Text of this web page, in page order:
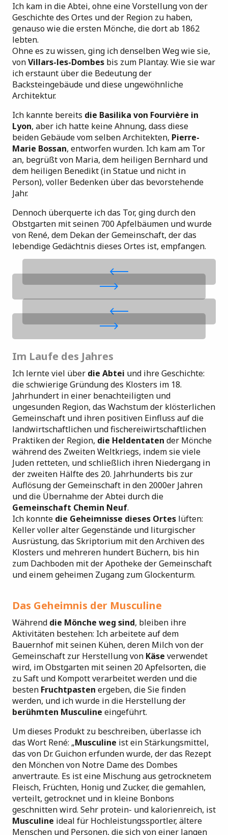
Ich kam in die Abtei, ohne eine Vorstellung von der
Geschichte des Ortes und der Region zu haben,
genauso wie die ersten Mönche, die dort ab 1862
lebten.
Ohne es zu wissen, ging ich denselben Weg wie sie,
vonVillars-les-Dombes bis zum Plantay. Wie sie war
ich erstaunt über die Bedeutung der
Backsteingebäude und diese ungewöhnliche
Architektur.
Ich kannte bereits die Basilika von Fourvière in
Lyon, aber ich hatte keine Ahnung, dass diese
beiden Gebäude vom selben Architekten, Pierre-
Marie Bossan, entworfen wurden. Ich kam am Tor
an, begrüßt von Maria, dem heiligen Bernhard und
dem heiligen Benedikt (in Statue und nicht in
Person), voller Bedenken über das bevorstehende
Jahr.
Dennoch überquerte ich das Tor, ging durch den
Obstgarten mit seinen 700 Apfelbäumen und wurde
von René, dem Dekan der Gemeinschaft, der das
lebendige Gedächtnis dieses Ortes ist, empfangen.
Im Laufe des Jahres
Ich lernte viel über die Abtei und ihre Geschichte:
die schwierige Gründung des Klosters im 18.
Jahrhundert in einer benachteiligten und
ungesunden Region, das Wachstum der klösterlichen
Gemeinschaft und ihren positiven Einfluss auf die
landwirtschaftlichen und fischereiwirtschaftlichen
Praktiken der Region, die Heldentaten der Mönche
während des Zweiten Weltkriegs, indem sie viele
Juden retteten, und schließlich ihren Niedergang in
der zweiten Hälfte des 20. Jahrhunderts bis zur
Auflösung der Gemeinschaft in den 2000er Jahren
und die Übernahme der Abtei durch die
Gemeinschaft Chemin Neuf.
Ich konnte die Geheimnisse dieses Ortes lüften:
Keller voller alter Gegenstände und liturgischer
Ausrüstung, das Skriptorium mit den Archiven des
Klosters und mehreren hundert Büchern, bis hin
zum Dachboden mit der Apotheke der Gemeinschaft
und einem geheimen Zugang zum Glockenturm.
Das Geheimnis der Musculine
Während die Mönche weg sind, bleiben ihre
Aktivitäten bestehen: Ich arbeitete auf dem
Bauernhof mit seinen Kühen, deren Milch von der
Gemeinschaft zur Herstellung von Käse verwendet
wird, im Obstgarten mit seinen 20 Apfelsorten, die
zu Saft und Kompott verarbeitet werden und die
besten Fruchtpasten ergeben, die Sie finden
werden, und ich wurde in die Herstellung der
berühmten Musculine eingeführt.
Um dieses Produkt zu beschreiben, überlasse ich
das Wort René: „Musculine ist ein Stärkungsmittel,
das von Dr. Guichon erfunden wurde, der das Rezept
den Mönchen von Notre Dame des Dombes
anvertraute. Es ist eine Mischung aus getrocknetem
Fleisch, Früchten, Honig und Zucker, die gemahlen,
verteilt, getrocknet und in kleine Bonbons
geschnitten wird. Sehr protein- und kalorienreich, ist
Musculine ideal für Hochleistungssportler, ältere
Menschen und Personen, die sich von einer langen